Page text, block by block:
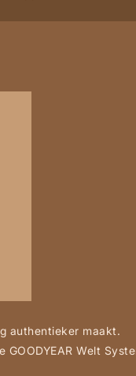
authentieker maakt.
Welt